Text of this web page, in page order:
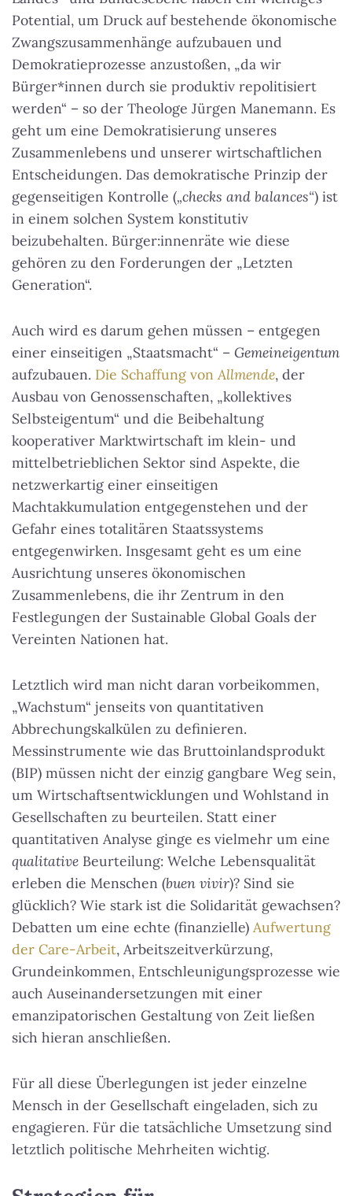
Potential, um Druck auf bestehende ökonomische
Zwangszusammenhänge aufzubauen und
Demokratieprozesse anzustoßen, „da wir
Bürger*innen durch sie produktiv repolitisiert
werden“ – so der Theologe Jürgen Manemann. Es
geht um eine Demokratisierung unseres
Zusammenlebens und unserer wirtschaftlichen
Entscheidungen. Das demokratische Prinzip der
gegenseitigen Kontrolle („checks and balances“) ist
in einem solchen System konstitutiv
beizubehalten. Bürger:innenräte wie diese
gehören zu den Forderungen der „Letzten
Generation“.
Auch wird es darum gehen müssen – entgegen
einer einseitigen „Staatsmacht“ – Gemeineigentum
aufzubauen. Die Schaffung vonAllmende, der
Ausbau von Genossenschaften, „kollektives
Selbsteigentum“ und die Beibehaltung
kooperativer Marktwirtschaft im klein- und
mittelbetrieblichen Sektor sind Aspekte, die
netzwerkartig einer einseitigen
Machtakkumulation entgegenstehen und der
Gefahr eines totalitären Staatssystems
entgegenwirken. Insgesamt geht es um eine
Ausrichtung unseres ökonomischen
Zusammenlebens, die ihr Zentrum in den
Festlegungen der Sustainable Global Goals der
Vereinten Nationen hat.
Letztlich wird man nicht daran vorbeikommen,
„Wachstum“ jenseits von quantitativen
Abbrechungskalkülen zu definieren.
Messinstrumente wie das Bruttoinlandsprodukt
(BIP) müssen nicht der einzig gangbare Weg sein,
um Wirtschaftsentwicklungen und Wohlstand in
Gesellschaften zu beurteilen. Statt einer
quantitativen Analyse ginge es vielmehr um eine
qualitative Beurteilung: Welche Lebensqualität
erleben die Menschen (buen vivir)? Sind sie
glücklich? Wie stark ist die Solidarität gewachsen?
Debatten um eine echte (finanzielle) Aufwertung
der Care-Arbeit, Arbeitszeitverkürzung,
Grundeinkommen, Entschleunigungsprozesse wie
auch Auseinandersetzungen mit einer
emanzipatorischen Gestaltung von Zeit ließen
sich hieran anschließen.
Für all diese Überlegungen ist jeder einzelne
Mensch in der Gesellschaft eingeladen, sich zu
engagieren. Für die tatsächliche Umsetzung sind
letztlich politische Mehrheiten wichtig.